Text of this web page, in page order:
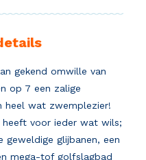
gekend omwille van
op 7 een zalige
heel wat zwemplezier!
heeft voor ieder wat wils;
geweldige glijbanen, een
mega-tof golfslagbad